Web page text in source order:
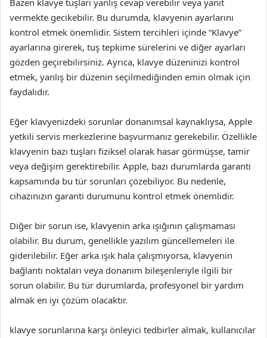
Bazen klavye tuşları yanlış cevap verebilir veya yanıt
vermekte gecikebilir. Bu durumda, klavyenin ayarlarını
kontrol etmek önemlidir. Sistem tercihleri içinde “Klavye”
ayarlarına girerek, tuş tepkime sürelerini ve diğer ayarları
gözden geçirebilirsiniz. Ayrıca, klavye düzeninizi kontrol
etmek, yanlış bir düzenin seçilmediğinden emin olmak için
faydalıdır.
Eğer klavyenizdeki sorunlar donanımsal kaynaklıysa, Apple
yetkili servis merkezlerine başvurmanız gerekebilir. Özellikle
klavyenin bazı tuşları fiziksel olarak hasar görmüşse, tamir
veya değişim gerektirebilir. Apple, bazı durumlarda garanti
kapsamında bu tür sorunları çözebiliyor. Bu nedenle,
cihazınızın garanti durumunu kontrol etmek önemlidir.
Diğer bir sorun ise, klavyenin arka ışığının çalışmaması
olabilir. Bu durum, genellikle yazılım güncellemeleri ile
giderilebilir. Eğer arka ışık hala çalışmıyorsa, klavyenin
bağlantı noktaları veya donanım bileşenleriyle ilgili bir
sorun olabilir. Bu tür durumlarda, profesyonel bir yardım
almak en iyi çözüm olacaktır.
klavye sorunlarına karşı önleyici tedbirler almak, kullanıcılar